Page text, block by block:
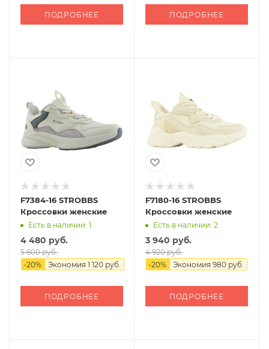
ПОДРОБНЕЕ ПОДРОБНЕЕ
F7384-16 STROBBS
Кроссовки женские
Есть в наличии: 1
4 480 руб.
5 600 руб.
-20% Экономия 1 120 руб.
ПОДРОБНЕЕ
F7180-16 STROBBS
Кроссовки женские
Есть в наличии: 2
3 940 руб.
4 920 руб.
-20% Экономия 980 руб.
ПОДРОБНЕЕ